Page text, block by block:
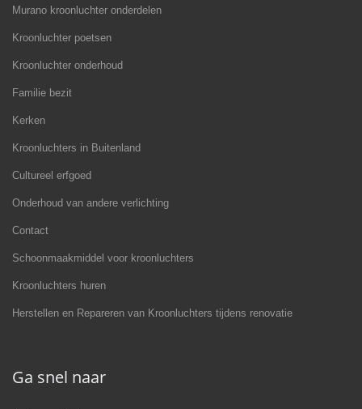
Murano kroonluchter onderdelen
Kroonluchter poetsen
Kroonluchter onderhoud
Familie bezit
Kerken
Kroonluchters in Buitenland
Cultureel erfgoed
Onderhoud van andere verlichting
Contact
Schoonmaakmiddel voor kroonluchters
Kroonluchters huren
Herstellen en Repareren van Kroonluchters tijdens renovatie
Ga snel naar